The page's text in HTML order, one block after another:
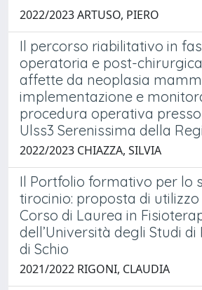
2022/2023 ARTUSO, PIERO
Il percorso riabilitativo in
operatoria e post-
affette da neoplasia
implementazione e
procedura operativa presso
Ulss3 Serenissima della
2022/2023 CHIAZZA, SILVIA
Il Portfolio formativo per lo
tirocinio: proposta di utilizzo
Corso di Laurea in
dell’Università degli Studi
di Schio
2021/2022 RIGONI, CLAUDIA